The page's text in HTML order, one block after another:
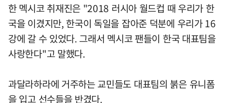
한 멕시코 취재진은 "2018 러시아 월드컵 때 우리가 한
국을 이겼지만, 한국이 독일을 잡아준 덕분에 우리가 16
강에 갈 수 있었다. 그래서 멕시코 팬들이 한국 대표팀을
사랑한다"고 말했다.
과달라하라에 거주하는 교민들도 대표팀의 붉은 유니폼
을 입고 선수들을 반겼다.